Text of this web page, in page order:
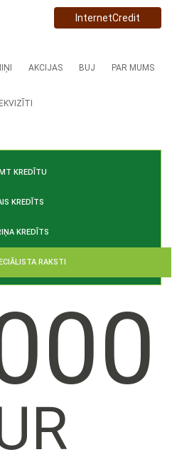
InternetCredit
AKCIJAS BUJ PAR MUMS
KREDĪTU
KREDĪTS
KREDĪTS
RAKSTI